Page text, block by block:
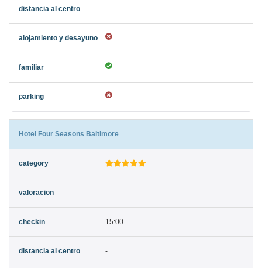
-
Hotel Four Seasons Baltimore
15:00
-